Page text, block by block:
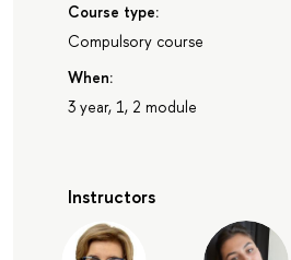
Course type:
Compulsory course
When:
3 year, 1, 2 module
Instructors